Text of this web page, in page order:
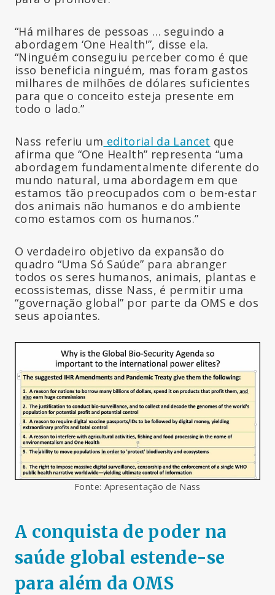
“Há milhares de pessoas … seguindo a
abordagem ‘One Health'”, disse ela.
“Ninguém conseguiu perceber como é que
isso beneficia ninguém, mas foram gastos
milhares de milhões de dólares suficientes
para que o conceito esteja presente em
todo o lado.”
Nass referiu um editorial da Lancet que
afirma que “One Health” representa “uma
abordagem fundamentalmente diferente do
mundo natural, uma abordagem em que
estamos tão preocupados com o bem-estar
dos animais não humanos e do ambiente
como estamos com os humanos.”
O verdadeiro objetivo da expansão do
quadro “Uma Só Saúde” para abranger
todos os seres humanos, animais, plantas e
ecossistemas, disse Nass, é permitir uma
“governação global” por parte da OMS e dos
seus apoiantes.
Fonte: Apresentação de Nass
A conquista de poder na
saúde global estende-se
para além da OMS